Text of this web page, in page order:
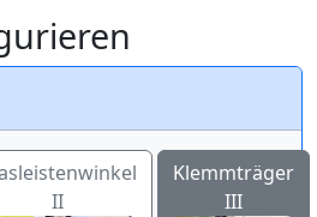
II
Klemmträger
III